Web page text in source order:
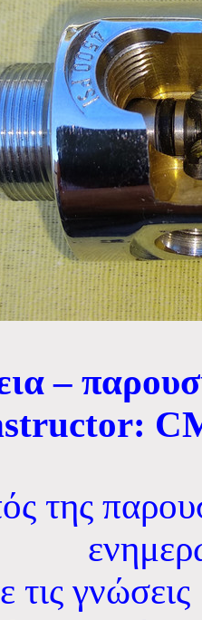
–
της
τις